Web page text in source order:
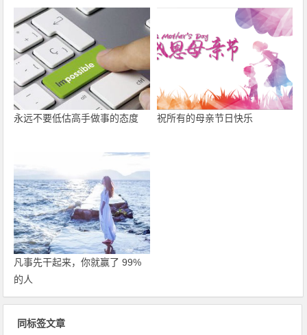
永远不要低估高手做事的态度 祝所有的母亲节日快乐
凡事先干起来，你就赢了 99%
的人
同标签文章